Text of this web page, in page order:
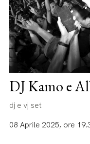
DJ Kamo e
dj e vj set
08 Aprile 2025, ore